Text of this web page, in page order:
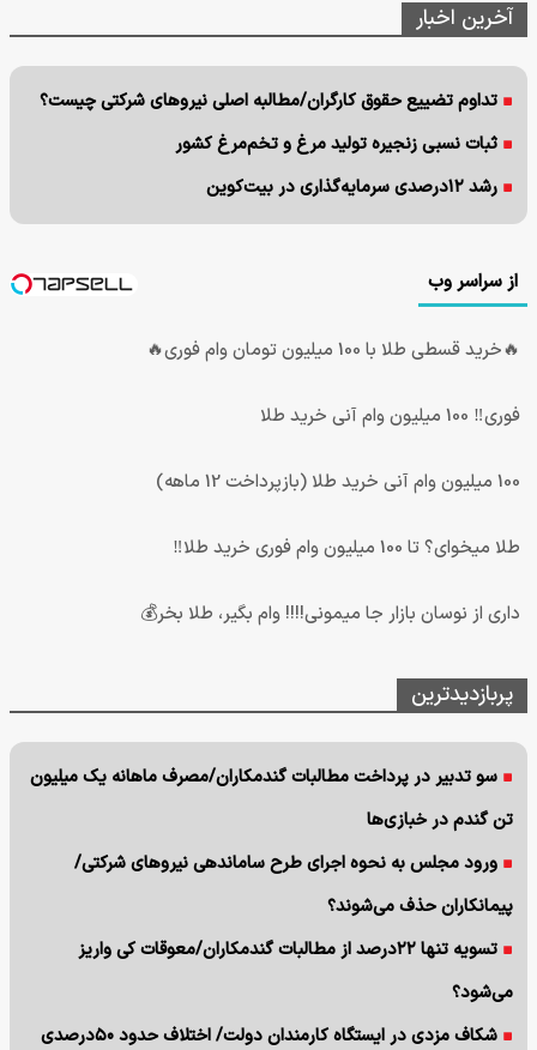
آخرین اخبار
تداوم تضییع حقوق کارگران/مطالبه اصلی نیروهای شرکتی چیست؟
ثبات نسبی زنجیره تولید مرغ و تخم‌مرغ کشور
رشد ۱۲درصدی سرمایه‌گذاری در بیت‌کوین
از سراسر وب
🔥خرید قسطی طلا با 100 میلیون تومان وام فوری🔥
فوری‼️ 100 میلیون وام آنی خرید طلا
100 میلیون وام آنی خرید طلا (بازپرداخت 12 ماهه)
طلا میخوای؟ تا 100 میلیون وام فوری خرید طلا‼️
داری از نوسان بازار جا میمونی!!!! وام بگیر، طلا بخر💰
پربازدیدترین
سو تدبیر در پرداخت مطالبات گندمکاران/مصرف ماهانه یک میلیون
تن گندم در خبازی‌ها
ورود مجلس به نحوه اجرای طرح ساماندهی نیروهای شرکتی/
پیمانکاران حذف می‌شوند؟
تسویه تنها ۲۲درصد از مطالبات گندمکاران/معوقات کی واریز
می‌شود؟
شکاف مزدی در ایستگاه کارمندان دولت/ اختلاف حدود ۵۰درصدی